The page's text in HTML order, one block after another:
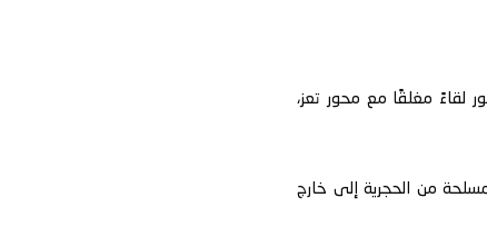
لقاءً مغلقًا مع محور تعز،
من الحجرية إلى خارج